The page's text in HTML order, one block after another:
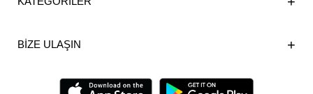
BİZE ULAŞIN